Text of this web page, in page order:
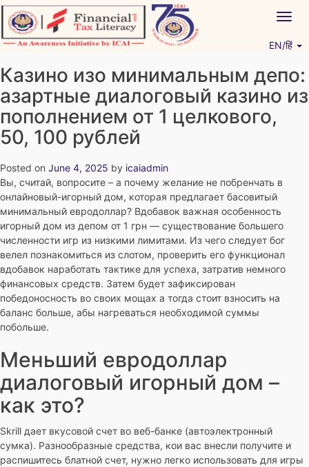
Skip
to
content
EN/हिं
Казино изо минимальным депо:
азартные диалоговый казино из
пополнением от 1 целкового,
50, 100 рублей
Posted on June 4, 2025 by icaiadmin
Вы, считай, вопросите – а почему желание не побренчать в
онлайновый-игорный дом, которая предлагает басовитый
минимальный евродоллар? Вдобавок важная особенность
игорный дом из депом от 1 грн — существование большего
численности игр из низкими лимитами. Из чего следует бог
велел познакомиться из слотом, проверить его функционал
вдобавок наработать тактике для успеха, затратив немного
финансовых средств. Затем будет зафиксирован
победоносность во своих мощах а тогда стоит взносить на
баланс больше, абы нагреваться необходимой суммы
побольше.
Меньший евродоллар
диалоговый игорный дом –
как это?
Skrill дает вкусовой счет во веб-банке (автоэлектронный
сумка). Разнообразные средства, кои вас внесли получите и
распишитесь блатной счет, нужно легко использовать для игры